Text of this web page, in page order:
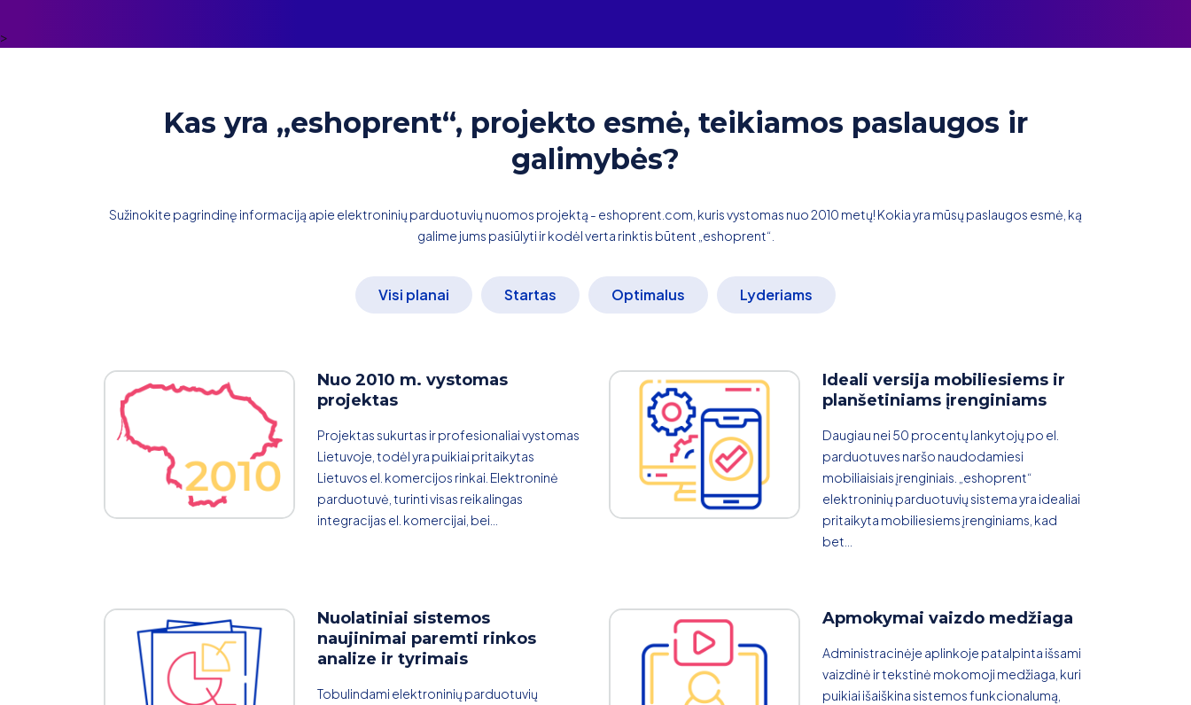
>
Kas yra „eshoprent“, projekto esmė, teikiamos paslaugos ir
galimybės?
Sužinokite pagrindinę informaciją apie elektroninių parduotuvių nuomos projektą - eshoprent.com, kuris vystomas nuo 2010 metų! Kokia yra mūsų paslaugos esmė, ką
galime jums pasiūlyti ir kodėl verta rinktis būtent „eshoprent“.
Visi planai Startas Optimalus Lyderiams
Nuo 2010 m. vystomas
projektas
Projektas sukurtas ir profesionaliai vystomas
Lietuvoje, todėl yra puikiai pritaikytas
Lietuvos el. komercijos rinkai. Elektroninė
parduotuvė, turinti visas reikalingas
integracijas el. komercijai, bei...
Ideali versija mobiliesiems ir
planšetiniams įrenginiams
Daugiau nei 50 procentų lankytojų po el.
parduotuves naršo naudodamiesi
mobiliaisiais įrenginiais. „eshoprent“
elektroninių parduotuvių sistema yra idealiai
pritaikyta mobiliesiems įrenginiams, kad
bet...
Nuolatiniai sistemos
naujinimai paremti rinkos
analize ir tyrimais
Tobulindami elektroninių parduotuvių
Apmokymai vaizdo medžiaga
Administracinėje aplinkoje patalpinta išsami
vaizdinė ir tekstinė mokomoji medžiaga, kuri
puikiai išaiškina sistemos funkcionalumą,